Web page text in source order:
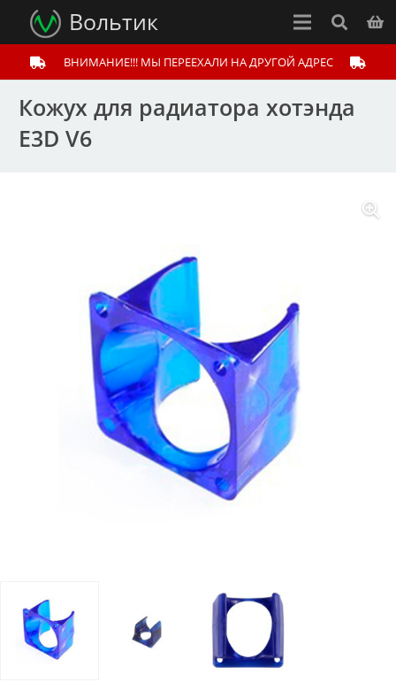
Вольтик
ВНИМАНИЕ!!! МЫ ПЕРЕЕХАЛИ НА ДРУГОЙ АДРЕС
Кожух для радиатора хотэнда
E3D V6